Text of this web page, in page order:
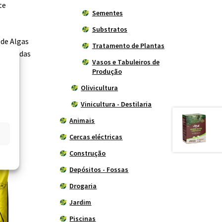
Algas
das
Sementes
Substratos
Tratamento de Plantas
Vasos e Tabuleiros de
Produção
Olivicultura
Vinicultura - Destilaria
Animais
Cercas eléctricas
Construção
Depósitos - Fossas
Drogaria
Jardim
Piscinas